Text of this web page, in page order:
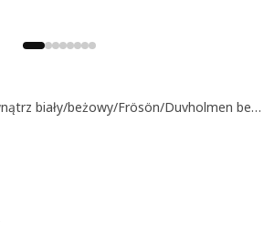
Na zewnątrz biały/beżowy/Frösön/Duvholmen beżowy